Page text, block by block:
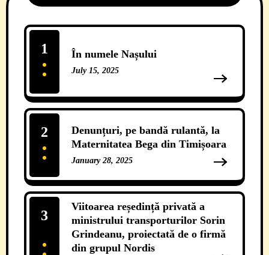
În numele Nașului
July 15, 2025
1
Denunțuri, pe bandă rulantă, la
Maternitatea Bega din Timișoara
January 28, 2025
2
Viitoarea reședință privată a
ministrului transporturilor Sorin
Grindeanu, proiectată de o firmă
din grupul Nordis
3